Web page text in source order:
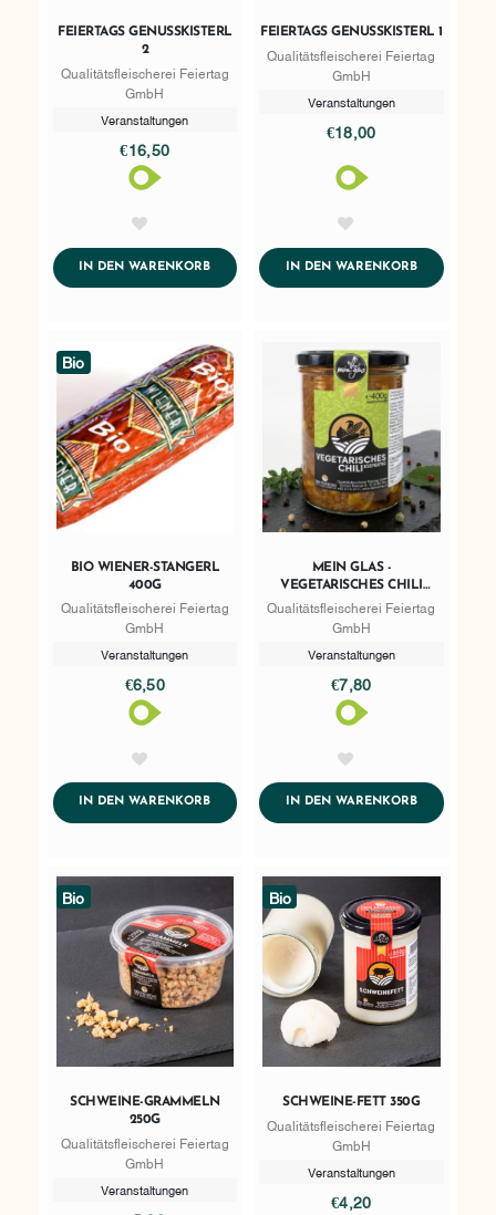
FEIERTAGS GENUSSKISTERL
2
Qualitätsfleischerei Feiertag
GmbH
Veranstaltungen
€16,50
IN DEN WARENKORBADDTOCART
FEIERTAGS GENUSSKISTERL 1
Qualitätsfleischerei Feiertag
GmbH
Veranstaltungen
€18,00
IN DEN WARENKORBADDTOCART
Bio
BIO WIENER-STANGERL
400G
Qualitätsfleischerei Feiertag
GmbH
Veranstaltungen
€6,50
IN DEN WARENKORBADDTOCART
MEIN GLAS -
VEGETARISCHES CHILI
ESSFERTIG 400G
Qualitätsfleischerei Feiertag
GmbH
Veranstaltungen
€7,80
IN DEN WARENKORBADDTOCART
Bio
SCHWEINE-GRAMMELN
250G
Qualitätsfleischerei Feiertag
GmbH
Veranstaltungen
Bio
SCHWEINE-FETT 350G
Qualitätsfleischerei Feiertag
GmbH
Veranstaltungen
€4,20